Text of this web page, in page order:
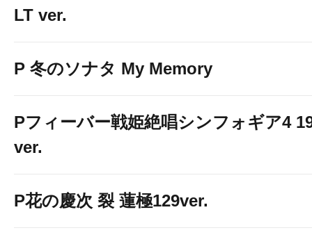
LT ver.
P 冬のソナタ My Memory
Pフィーバー戦姫絶唱シンフォギア4
ver.
P花の慶次 裂 蓮極129ver.